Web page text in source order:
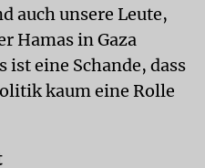
auch unsere Leute,
Hamas in Gaza
ist eine Schande, dass
kaum eine Rolle